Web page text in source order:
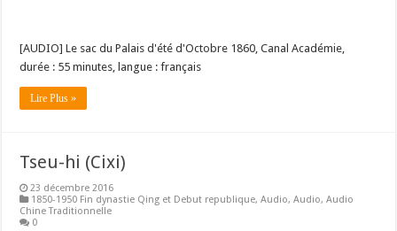
[AUDIO] Le sac du Palais d'été d'Octobre 1860, Canal Académie,
durée : 55 minutes, langue : français
Lire Plus »
Tseu-hi (Cixi)
23 décembre 2016
1850-1950 Fin dynastie Qing et Debut republique,Audio,Audio,Audio
Chine Traditionnelle
0